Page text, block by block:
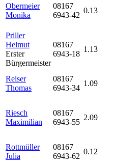
Obermeier
Monika
08167
6943-42
0.13
Priller
Helmut
Erster
Bürgermeister
08167
6943-18
1.13
Reiser
Thomas
08167
6943-34
1.09
Riesch
Maximilian
08167
6943-55
2.09
Rottmüller
Julia
08167
6943-62
0.12